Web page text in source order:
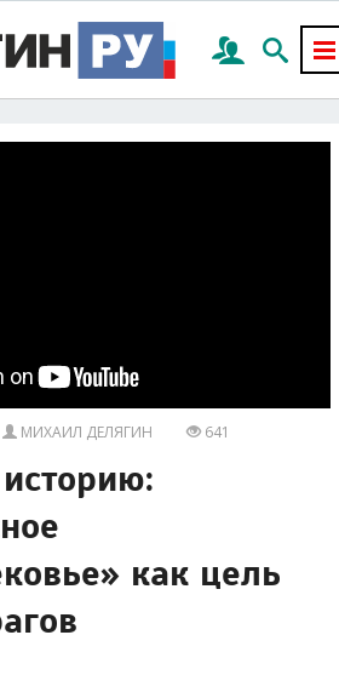
МИХАИЛ ДЕЛЯГИН 641
как цель